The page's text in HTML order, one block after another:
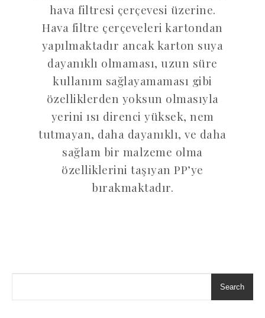
hava filtresi çerçevesi üzerine.
Hava filtre çerçeveleri kartondan
yapılmaktadır ancak karton suya
dayanıklı olmaması, uzun süre
kullanım sağlayamaması gibi
özelliklerden yoksun olmasıyla
yerini ısı direnci yüksek, nem
tutmayan, daha dayanıklı, ve daha
sağlam bir malzeme olma
özelliklerini taşıyan PP’ye
bırakmaktadır.
Search